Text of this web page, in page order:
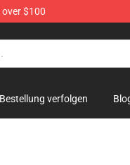
$100
Bestellung verfolgen